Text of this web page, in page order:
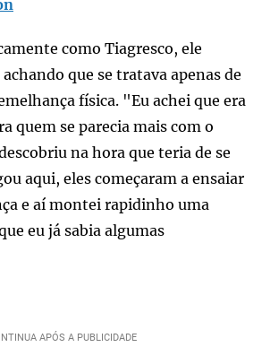
como Tiagresco, ele
que se tratava apenas de
física. "Eu achei que era
quem se parecia mais com o
na hora que teria de se
aqui, eles começaram a ensaiar
e aí montei rapidinho uma
eu já sabia algumas